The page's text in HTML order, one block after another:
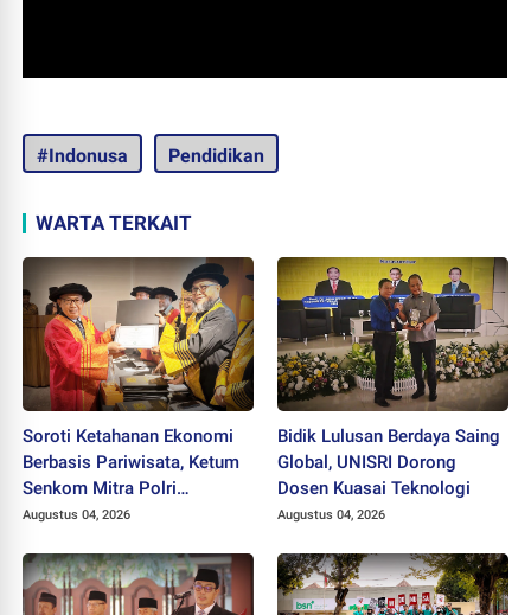
#Indonusa Pendidikan
WARTA TERKAIT
Soroti Ketahanan Ekonomi
Berbasis Pariwisata, Ketum
Senkom Mitra Polri
Dikukuhkan sebagai
Augustus 04, 2026
Bidik Lulusan Berdaya Saing
Global, UNISRI Dorong
Dosen Kuasai Teknologi
Augustus 04, 2026